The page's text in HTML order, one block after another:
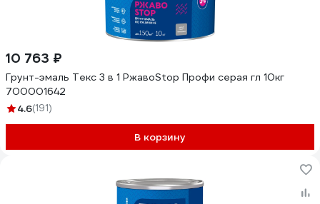
10 763 ₽
Грунт-эмаль Текс 3 в 1 РжавоStop Профи серая гл 10кг
700001642
4.6(191)
В корзину